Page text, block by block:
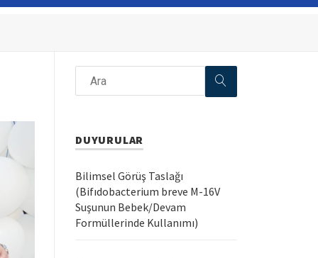
DUYURULAR
Bilimsel Görüş Taslağı
(Bifıdobacterium breve M-16V
Suşunun Bebek/Devam
Formüllerinde Kullanımı)